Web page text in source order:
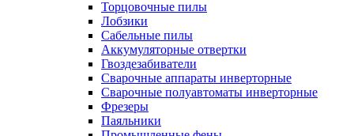
Торцовочные пилы
Лобзики
Сабельные пилы
Аккумуляторные отвертки
Гвоздезабиватели
Сварочные аппараты инверторные
Сварочные полуавтоматы инверторные
Фрезеры
Паяльники